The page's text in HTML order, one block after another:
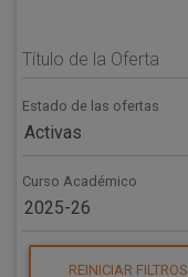
Título de la Oferta
Estado de las ofertas
Activas
Curso Académico
2025-26
REINICIAR FILTROS